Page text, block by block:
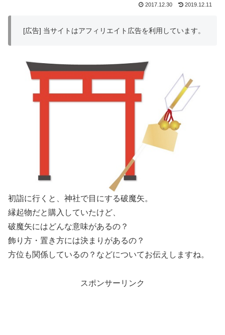
2017.12.30 2019.12.11
[広告] 当サイトはアフィリエイト広告を利用しています。
初詣に行くと、神社で目にする破魔矢。
縁起物だと購入していたけど、
破魔矢にはどんな意味があるの？
飾り方・置き方には決まりがあるの？
方位も関係しているの？などについてお伝えしますね。
スポンサーリンク